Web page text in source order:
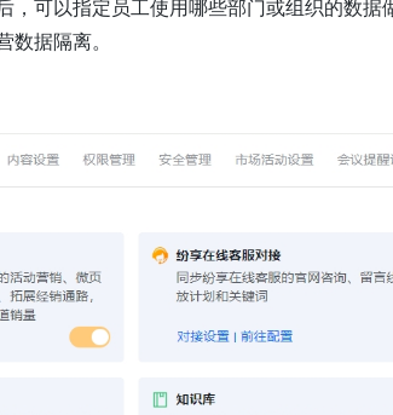
，可以指定员工使用哪些部门或组织的数据
数据隔离。